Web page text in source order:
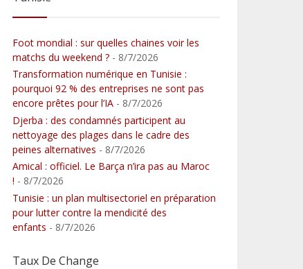
Foot mondial : sur quelles chaines voir les
matchs du weekend ?- 8/7/2026
Transformation numérique en Tunisie :
pourquoi 92 % des entreprises ne sont pas
encore prêtes pour l’IA- 8/7/2026
Djerba : des condamnés participent au
nettoyage des plages dans le cadre des
peines alternatives - 8/7/2026
Amical : officiel. Le Barça n’ira pas au Maroc
! - 8/7/2026
Tunisie : un plan multisectoriel en préparation
pour lutter contre la mendicité des
enfants - 8/7/2026
Taux De Change